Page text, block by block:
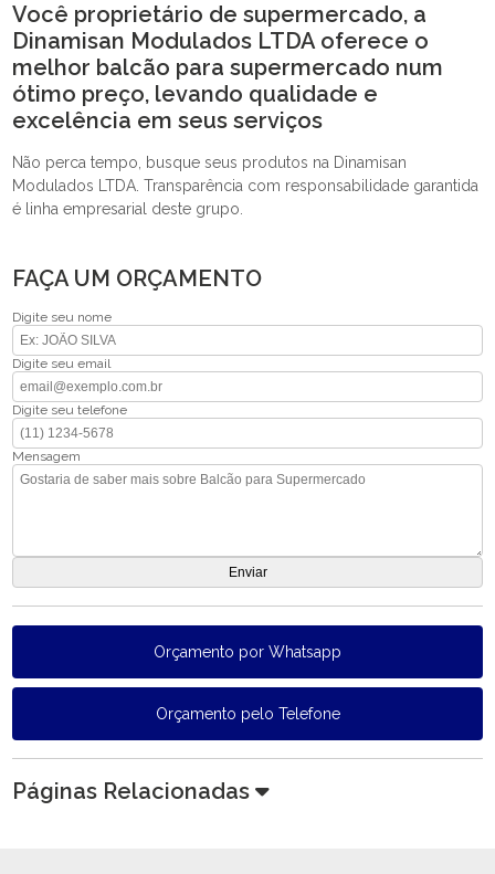
Você proprietário de supermercado, a
Dinamisan Modulados LTDA oferece o
melhor balcão para supermercado num
ótimo preço, levando qualidade e
excelência em seus serviços
Não perca tempo, busque seus produtos na Dinamisan
Modulados LTDA. Transparência com responsabilidade garantida
é linha empresarial deste grupo.
FAÇA UM ORÇAMENTO
Digite seu nome
Digite seu email
Digite seu telefone
Mensagem
Orçamento por Whatsapp
Orçamento pelo Telefone
Páginas Relacionadas